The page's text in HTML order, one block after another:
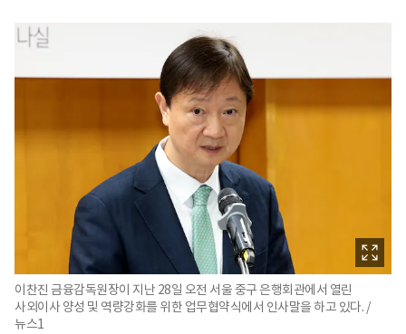
이찬진 금융감독원장이 지난 28일 오전 서울 중구 은행회관에서 열린
사외이사 양성 및 역량강화를 위한 업무협약식에서 인사말을 하고 있다. /
뉴스1